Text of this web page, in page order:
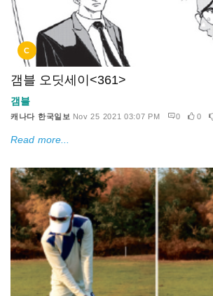
C
갬블 오딧세이<361>
갬블
캐나다 한국일보 Nov 25 2021 03:07 PM 0 0
Read more...